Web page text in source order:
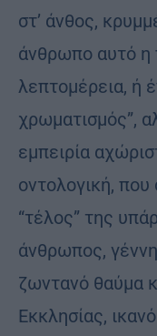
στ’ άνθος,
άνθρωπο αυτό η
λεπτομέρεια, ή
χρωματισμός”,
εμπειρία
οντολογική,
“τέλος” της
άνθρωπος,
ζωντανό θαύμα
Εκκλησίας,